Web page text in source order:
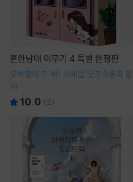
흔한남매 이무기 4 특별 한정판
오싹함이 두 배! 스페셜 굿즈 6종과 함
께
10.0 ( 2)